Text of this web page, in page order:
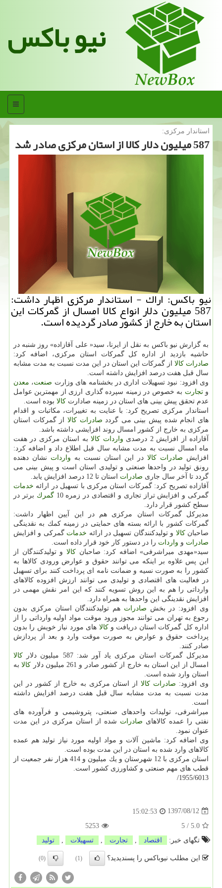
نیو باکس
منو
استاندار مركزی:
587 میلیون دلار كالا از استان مركزی صادر شد
نیو باكس: اراك - استاندار مركزی اظهار داشت:
587 میلیون دلار انواع كالا امسال از گمركات این
استان به خارج از كشور صادر گردیده است.
به گزارش نیو باكس به نقل از ایرنا، سید« علی آقازاده» روز شنبه در
حاشیه بازدید از اداره كل گمركات استان مركزی، اضافه كرد:
صادرات كالا از گمركات این استان در این مدت نسبت به مدت مشابه
سال قبل هفت درصد افزایش داشته است.
وی افزود: نبود تسهیلات اداری در بخشنامه های وزارت صنعت، معدن
وتجارت به خصوص در زمینه سپرده گذاری ارزی از مهمترین عوامل
عدم تحقق پیش بینی های استان در زمینه صادارت كالا بوده است.
استاندار مركزی تصریح كرد: با عنایت به تغییرات، مكاتبات و اقدام
های انجام شده پیش بینی می گردد صادرات كالا از گمركات استان
مركزی به خارج از كشور امسال روند افزایشی داشته باشد.
آقازاده از افزایش 2 درصدی
واردات كالابه استان مركزی در هفت
ماه امسال نسبت به مدت مشابه سال قبل اطلاع داد و اضافه كرد:
افزایش صادرات كالا در این استان نسبت به واردات نشان دهنده
رونق تولید در واحدها صنعتی و تولیدی استان است و پیش بینی می
گردد تا آخر سال جاری صادرات استان تا 12 درصد افزایش یابد.
آقازاده تصریح كرد: گمركات استان مركزی با تسهیل در ارائه خدمات
گمركی و افزایش تراز تجاری و اقتصادی در زمره 10
گمرك برتر در
سطح كشور قرار دارد.
مدیركل گمركات استان مركزی هم در این آیین اظهار داشت:
گمركات كشور با ارائه بسته های حمایتی در زمینه كمك به نقدینگی
صاحبانكالا و تولیدكنندگان تسهیل در ارائه خدمات گمركی و افزایش
صادرات و واردات را در دستور كار خود قرار داده است.
سید«مهدی میراشرفی» اضافه كرد: صاحبانكالا و تولیدكنندگان از
این پس علاوه بر اینكه می توانند حقوق و عوارض ورودی كالاها به
كشور را به صورت نسیه و ضمانت نامه ای پرداخت كنند برای تسهیل
در فعالیت های اقتصادی و تولیدی می توانند ارزش افزوده كالاهای
وارداتی را هم به این روش تسویه كنند كه این امر نقش مهمی در
افزایش نقدینگی این واحدها به همراه دارد.
وی افزود: در بخش صادرات هم تولیدكنندگان استان مركزی بدون
رجوع به تهران می توانند مجوز ورود موقت مواد اولیه وارداتی را از
اداره كل گمركات استان دریافت وكالا های مورد نیاز خویش را بدون
پرداخت حقوق و عوارض به صورت موقت وارد و بعد از پردازش
صادر كنند.
مدیركل گمركات استان مركزی یاد آور شد: 587 میلیون دلار
كالا
امسال از این استان به خارج از كشور صادر و 261 میلیون دلار
كالابه
استان وارد شده است.
وی افزود: صادرات كالااز استان مركزی به خارج از كشور در این
مدت نسبت به مدت مشابه سال قبل هفت درصد افزایش داشته
است.
میراشرفی، تولیدات واحدهای صنعتی، پتروشیمی و فرآورده های
نفتی را عمده كالاهای صادرات شده از استان مركزی در این مدت
عنوان نمود.
وی اضافه كرد: ماشین آلات و مواد اولیه مورد نیاز تولید هم عمده
كالاهای وارد شده به استان در این مدت بوده است.
استان مركزی با 12 شهرستان و یك میلیون و 414 هزار نفر جمعیت از
قطب های مهم صنعتی و كشاورزی كشور است.
1955/6013/
1397/08/12
15:02:53
5.0
/
5
5253
تگهای خبر:
اقتصاد تجارت تسهیلات تولید
این مطلب نیوباکس را پسندیدید؟ (1)
(0)